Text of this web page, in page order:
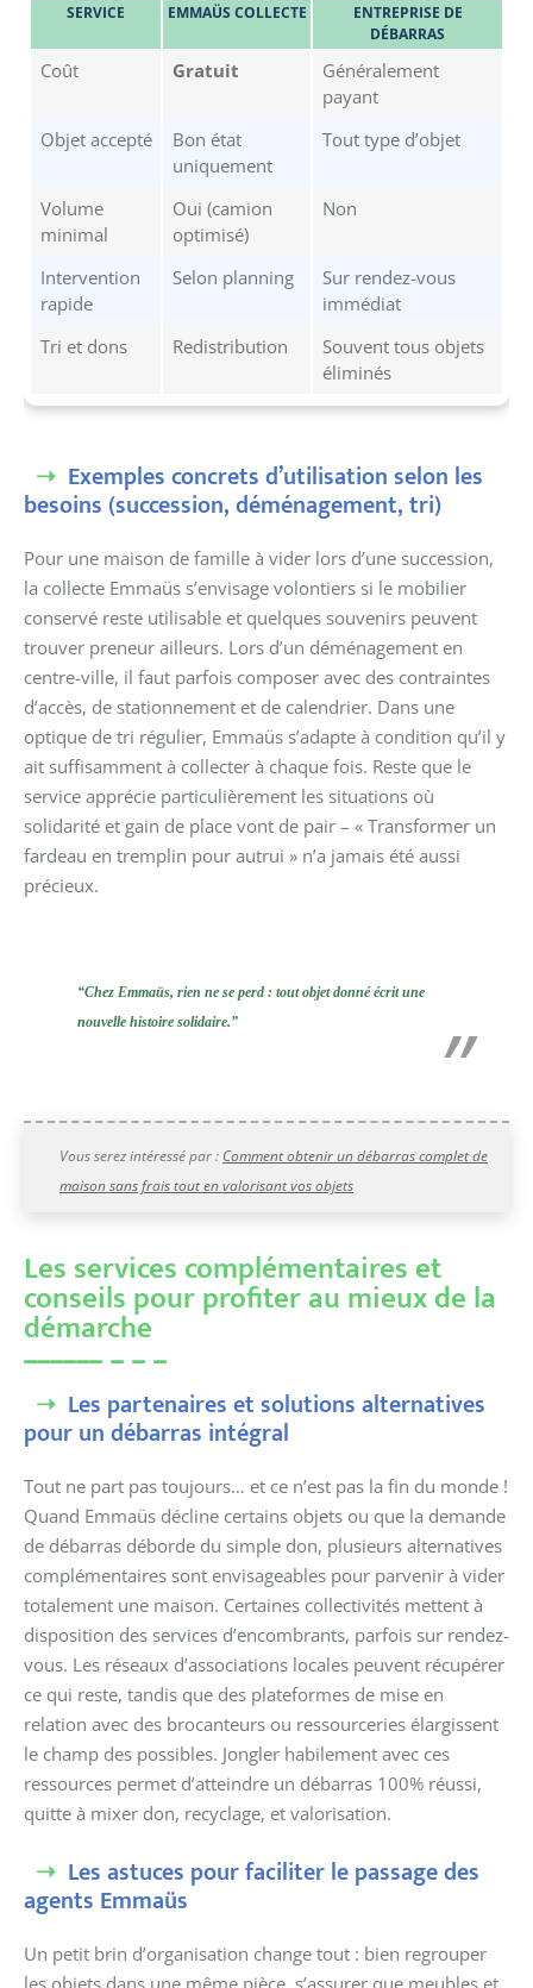
SERVICE EMMAÜS COLLECTE
ENTREPRISE DE
DÉBARRAS
Coût Gratuit
Généralement
payant
Objet accepté
Bon état
uniquement
Tout type d’objet
Volume
minimal
Oui (camion
optimisé)
Non
Intervention
rapide
Selon planning
Sur rendez-vous
immédiat
Tri et dons
Redistribution
Souvent tous objets
éliminés
Exemples concrets d’utilisation selon les
besoins (succession, déménagement, tri)
Pour une maison de famille à vider lors d’une succession,
la collecte Emmaüs s’envisage volontiers si le mobilier
conservé reste utilisable et quelques souvenirs peuvent
trouver preneur ailleurs. Lors d’un déménagement en
centre-ville, il faut parfois composer avec des contraintes
d’accès, de stationnement et de calendrier. Dans une
optique de tri régulier, Emmaüs s’adapte à condition qu’il y
ait suffisamment à collecter à chaque fois. Reste que le
service apprécie particulièrement les situations où
solidarité et gain de place vont de pair – « Transformer un
fardeau en tremplin pour autrui » n’a jamais été aussi
précieux.
“Chez Emmaüs, rien ne se perd : tout objet donné écrit une
nouvelle histoire solidaire.”
Vous serez intéressé par : Comment obtenir un débarras complet de
maison sans frais tout en valorisant vos objets
Les services complémentaires et
conseils pour profiter au mieux de la
démarche
Les partenaires et solutions alternatives
pour un débarras intégral
Tout ne part pas toujours… et ce n’est pas la fin du monde !
Quand Emmaüs décline certains objets ou que la demande
de débarras déborde du simple don, plusieurs alternatives
complémentaires sont envisageables pour parvenir à vider
totalement une maison. Certaines collectivités mettent à
disposition des services d’encombrants, parfois sur rendez-
vous. Les réseaux d’associations locales peuvent récupérer
ce qui reste, tandis que des plateformes de mise en
relation avec des brocanteurs ou ressourceries élargissent
le champ des possibles. Jongler habilement avec ces
ressources permet d’atteindre un débarras 100% réussi,
quitte à mixer don, recyclage, et valorisation.
Les astuces pour faciliter le passage des
agents Emmaüs
Un petit brin d’organisation change tout : bien regrouper
les objets dans une même pièce, s’assurer que meubles et